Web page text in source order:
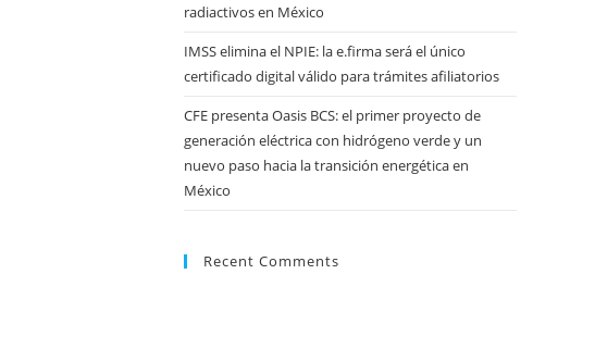
radiactivos en México
IMSS elimina el NPIE: la e.firma será el único
certificado digital válido para trámites afiliatorios
CFE presenta Oasis BCS: el primer proyecto de
generación eléctrica con hidrógeno verde y un
nuevo paso hacia la transición energética en
México
Recent Comments